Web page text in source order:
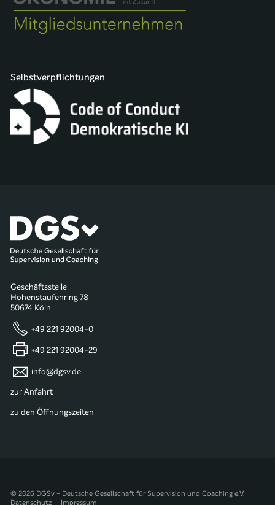
Selbstverpflichtungen
Geschäftsstelle
Hohenstaufenring 78
50674 Köln
+49 221 92004-0
+49 221 92004-29
info@dgsv.de
zur Anfahrt
zu den Öffnungszeiten
© 2026 DGSv - Deutsche Gesellschaft für Supervision und Coaching e.V.
Datenschutz
Impressum